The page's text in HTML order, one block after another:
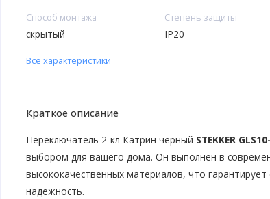
Способ монтажа
скрытый
Степень защиты
IP20
Все характеристики
Краткое описание
Переключатель 2-кл Катрин черный STEKKER
выбором для вашего дома. Он выполнен в
высококачественных материалов, что гарантирует
надежность.